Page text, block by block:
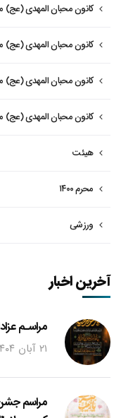
کانون محبان المهدی (عج)
کانون محبان المهدی
کانون محبان المهدی (عج)
کانون محبان المهدی (عج)
هیئت
محرم ۱۴۰۰
ورزشی
آخرین اخبار
مراسـم
۲۱ آبان ۱۴۰۴
مراسم